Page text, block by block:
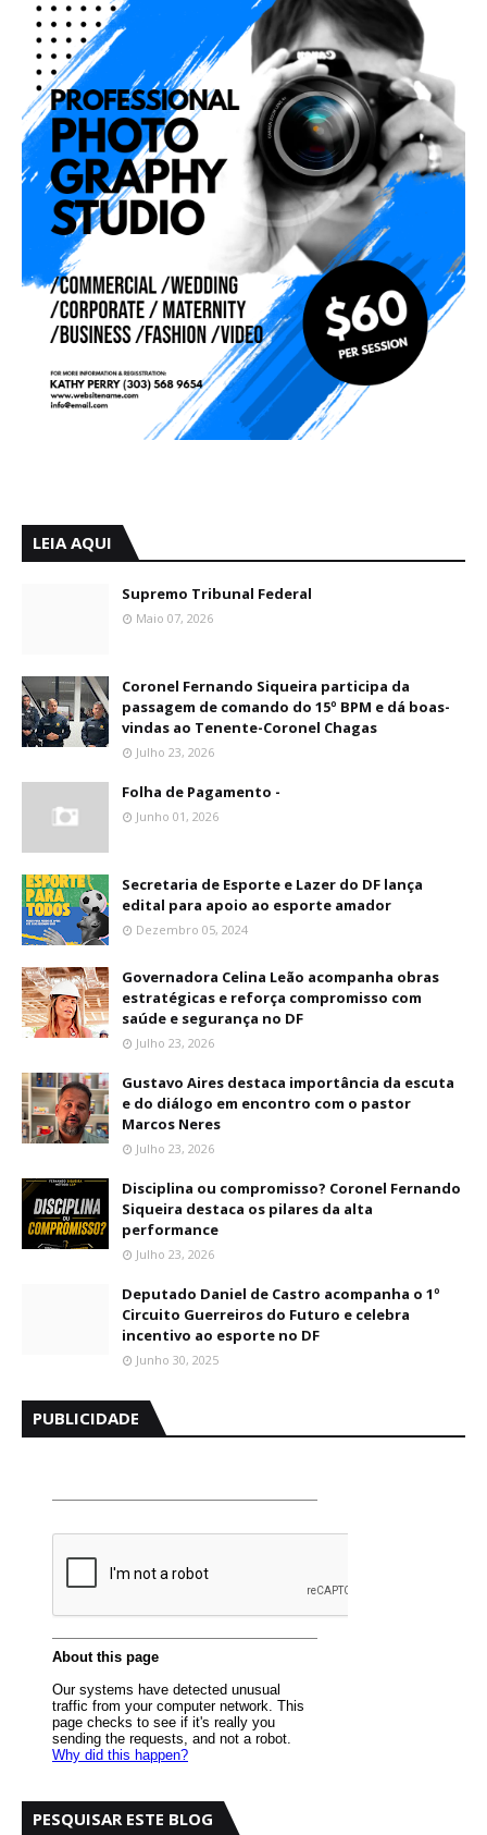
LEIA AQUI
Supremo Tribunal Federal
Maio 07, 2026
Coronel Fernando Siqueira participa da
passagem de comando do 15º BPM e dá boas-
vindas ao Tenente-Coronel Chagas
Julho 23, 2026
Folha de Pagamento -
Junho 01, 2026
Secretaria de Esporte e Lazer do DF lança
edital para apoio ao esporte amador
Dezembro 05, 2024
Governadora Celina Leão acompanha obras
estratégicas e reforça compromisso com
saúde e segurança no DF
Julho 23, 2026
Gustavo Aires destaca importância da escuta
e do diálogo em encontro com o pastor
Marcos Neres
Julho 23, 2026
Disciplina ou compromisso? Coronel Fernando
Siqueira destaca os pilares da alta
performance
Julho 23, 2026
Deputado Daniel de Castro acompanha o 1º
Circuito Guerreiros do Futuro e celebra
incentivo ao esporte no DF
Junho 30, 2025
PUBLICIDADE
PESQUISAR ESTE BLOG